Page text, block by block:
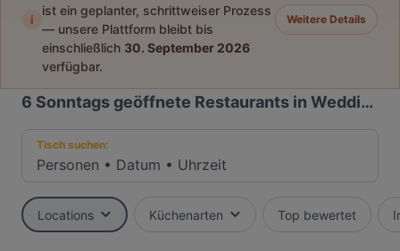
i
ist ein geplanter, schrittweiser Prozess
— unsere Plattform bleibt bis
einschließlich 30. September 2026
verfügbar.
Weitere Details
6 Sonntags geöffnete Restaurants in Wedding, Berlin
Tisch suchen:
Personen • Datum • Uhrzeit
Locations Küchenarten Top bewertet